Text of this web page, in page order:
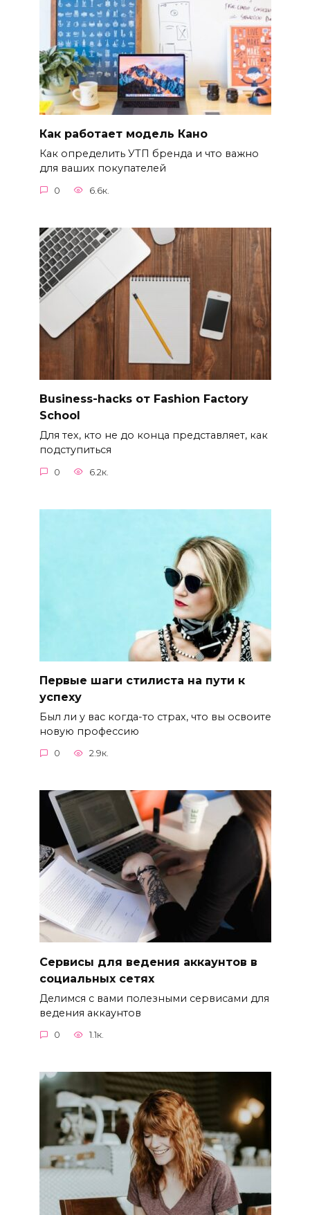
Как работает модель Кано
Как определить УТП бренда и что важно
для ваших покупателей
0 6.6к.
Business-hacks от Fashion Factory
School
Для тех, кто не до конца представляет, как
подступиться
0 6.2к.
Первые шаги стилиста на пути к
успеху
Был ли у вас когда-то страх, что вы освоите
новую профессию
0 2.9к.
Сервисы для ведения аккаунтов в
социальных сетях
Делимся с вами полезными сервисами для
ведения аккаунтов
0 1.1к.